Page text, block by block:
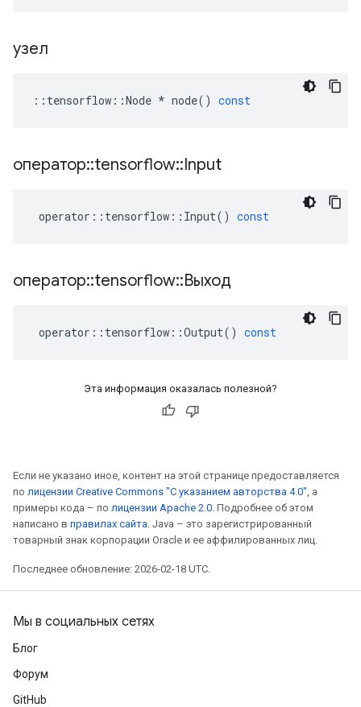
узел
:: tensorflow ::Node * node() const
оператор::tensorflow::Input
operator :: tensorflow :: Input() const
оператор::tensorflow::Выход
operator :: tensorflow ::Output() const
Эта информация оказалась полезной?
Если не указано иное, контент на этой странице предоставляется
по лицензии Creative Commons "С указанием авторства 4.0", а
примеры кода – по лицензии Apache 2.0. Подробнее об этом
написано в правилах сайта. Java – это зарегистрированный
товарный знак корпорации Oracle и ее аффилированных лиц.
Последнее обновление: 2026-02-18 UTC.
Мы в социальных сетях
Блог
Форум
GitHub